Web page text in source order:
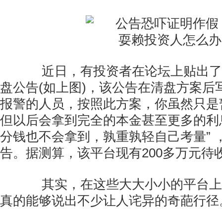
近日，有投资者在论坛上贴出了
盘公告(如上图)，该公告在清盘方案后
报警的人员，按照此方案，你虽然只
但以后会拿到完全的本金甚至更多的
分钱也不会拿到，孰重孰轻自己考量”
告。据测算，该平台现有200多万元待
其实，在这些大大小小的平台上
真的能够说出不少让人诧异的奇葩行径